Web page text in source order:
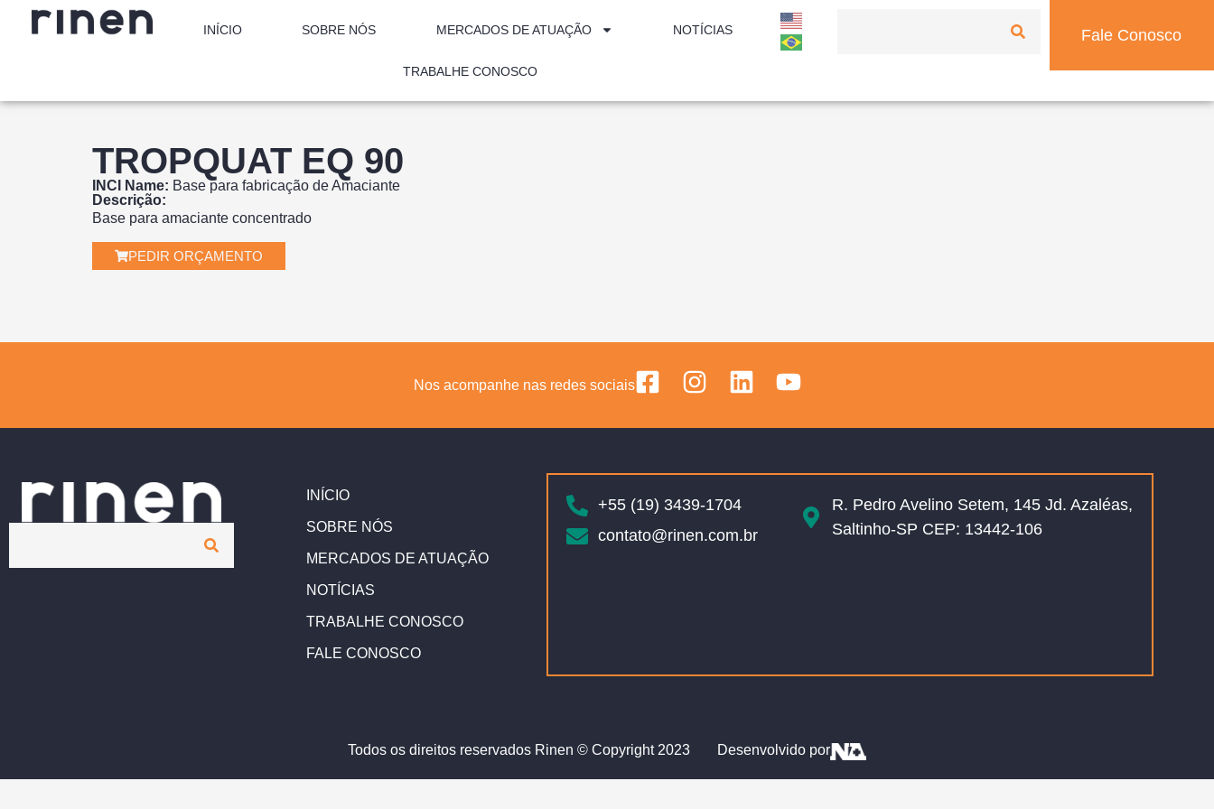
INÍCIO SOBRE NÓS MERCADOS DE ATUAÇÃO NOTÍCIAS
TRABALHE CONOSCO
Fale Conosco
TROPQUAT EQ 90
INCI Name: Base para fabricação de Amaciante
Descrição:
Base para amaciante concentrado
PEDIR ORÇAMENTO
Nos acompanhe nas redes sociais
INÍCIO
SOBRE NÓS
MERCADOS DE ATUAÇÃO
NOTÍCIAS
TRABALHE CONOSCO
FALE CONOSCO
+55 (19) 3439-1704
contato@rinen.com.br
R. Pedro Avelino Setem, 145 Jd. Azaléas,
Saltinho-SP CEP: 13442-106
Todos os direitos reservados Rinen © Copyright 2023 Desenvolvido por